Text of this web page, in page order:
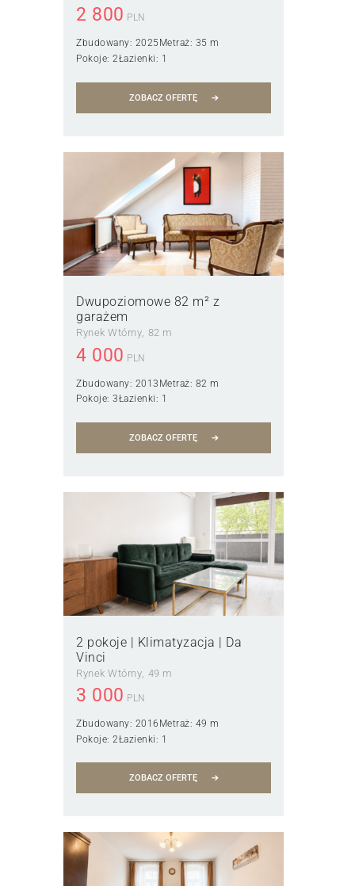
2 800 PLN
Zbudowany: 2025 Metraż: 35 m
Pokoje: 2Łazienki: 1
ZOBACZ OFERTĘ
Dwupoziomowe 82 m² z
garażem
Rynek Wtórny 82 m
4 000 PLN
Zbudowany: 2013 Metraż: 82 m
Pokoje: 3Łazienki: 1
ZOBACZ OFERTĘ
2 pokoje | Klimatyzacja | Da
Vinci
Rynek Wtórny 49 m
3 000 PLN
Zbudowany: 2016 Metraż: 49 m
Pokoje: 2Łazienki: 1
ZOBACZ OFERTĘ